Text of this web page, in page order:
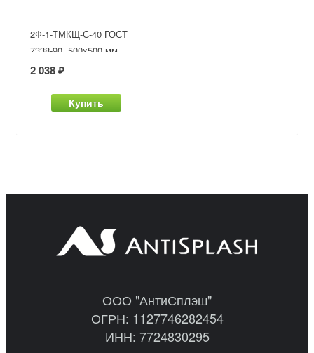
2Ф-1-ТМКЩ-С-40 ГОСТ
7338-90, 500x500 мм
2 038 ₽
Купить
ООО "АнтиСплэш"
ОГРН: 1127746282454
ИНН: 7724830295